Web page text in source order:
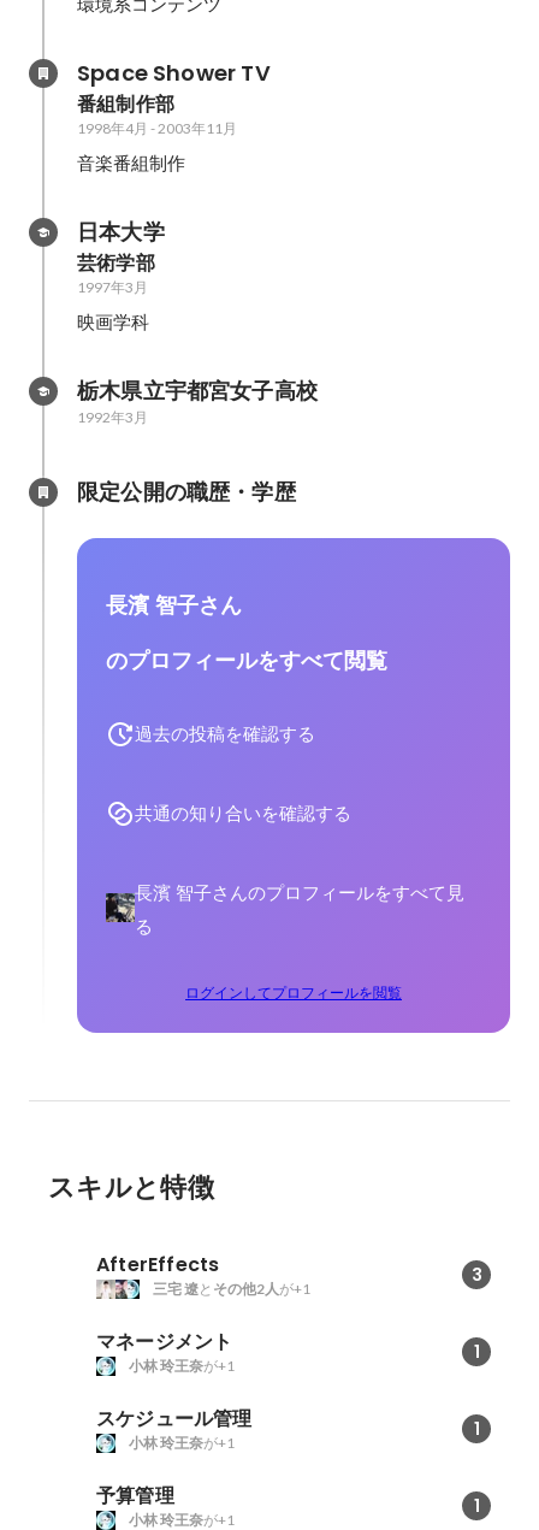
Space Shower TV
番組制作部
1998年4月 - 2003年11月
音楽番組制作
日本大学
芸術学部
1997年3月
映画学科
栃木県立宇都宮女子高校
1992年3月
限定公開の職歴・学歴
長濱 智子さん
のプロフィールをすべて閲覧
過去の投稿を確認する
共通の知り合いを確認する
長濱 智子さんのプロフィールをすべて見
る
ログインしてプロフィールを閲覧
スキルと特徴
AfterEffects 3
三宅 遼と その他2人 が+1
マネージメント 1
小林 玲王奈が+1
スケジュール管理 1
小林 玲王奈が+1
予算管理 1
小林 玲王奈が+1